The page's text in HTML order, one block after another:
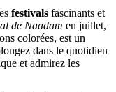
festivals fascinants et
de Naadam en juillet,
colorées, est un
dans le quotidien
et admirez les